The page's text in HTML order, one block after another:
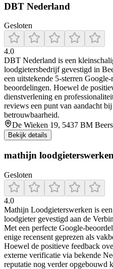
DBT Nederland
Gesloten
4.0
DBT Nederland is een
loodgietersbedrijf gevestigd in
een uitstekende 5‑sterren
beoordelingen. Hoewel de
dienstverlening en
reviews een punt van aandacht
betrouwbaarheid.
De Wieken 19, 5437 BM
Bekijk details
mathijn loodgieterswerken
Gesloten
4.0
Mathijn Loodgieterswerken is
loodgieter gevestigd aan de
Met een perfecte
enige recensent geprezen als
Hoewel de positieve feedback
externe verificatie via bekende
reputatie nog verder opgebouwd